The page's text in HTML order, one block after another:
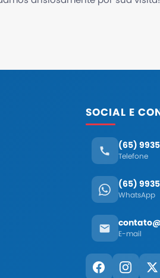
SOCIAL E
(65)
Telefone
(65)
WhatsApp
E-mail